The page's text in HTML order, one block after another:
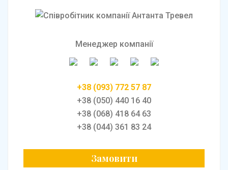
Менеджер компанії
+38 (093) 772 57 87
+38 (050) 440 16 40
+38 (068) 418 64 63
+38 (044) 361 83 24
Замовити